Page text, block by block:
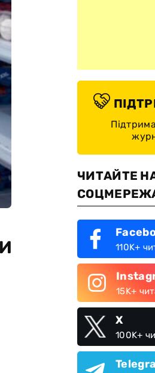
ЧИТАЙТЕ
110K+
15K+
X
100K+